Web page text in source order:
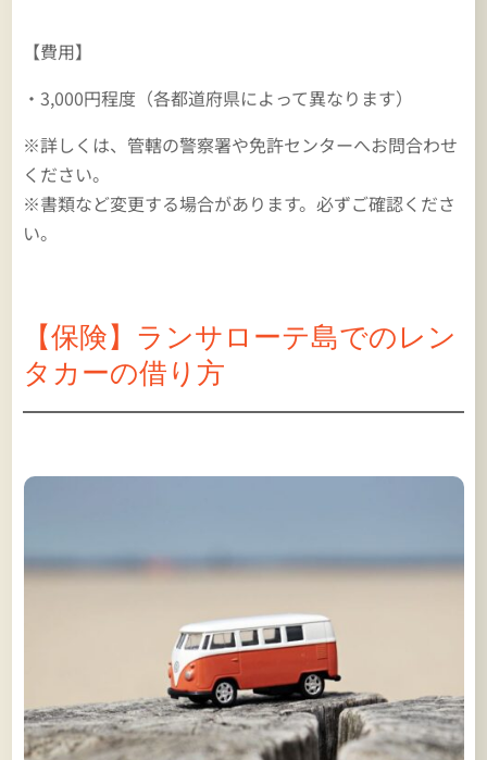
【費用】
・3,000円程度（各都道府県によって異なります）
※詳しくは、管轄の警察署や免許センターへお問合わせ
ください。
※書類など変更する場合があります。必ずご確認くださ
い。
【保険】ランサローテ島でのレン
タカーの借り方